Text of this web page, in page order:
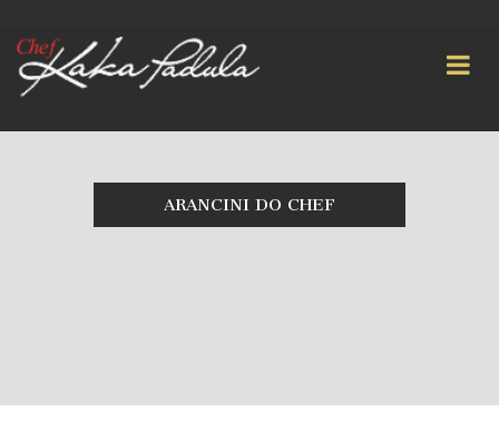
ARANCINI DO CHEF